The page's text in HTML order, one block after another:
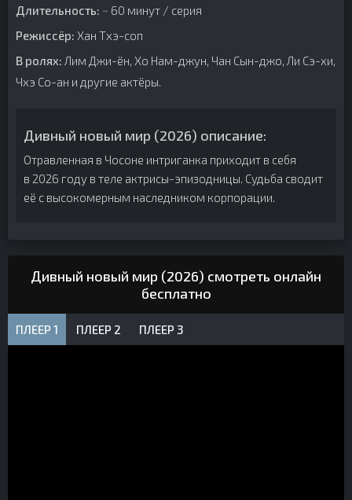
Длительность: ~ 60 минут / серия
Режиссёр: Хан Тхэ-соп
В ролях: Лим Джи-ён, Хо Нам-джун, Чан Сын-джо, Ли Сэ-хи,
Чхэ Со-ан и другие актёры.
Дивный новый мир (2026) описание:
Отравленная в Чосоне интриганка приходит в себя
в 2026 году в теле актрисы-эпизодницы. Судьба сводит
её с высокомерным наследником корпорации.
Дивный новый мир (2026) смотреть онлайн
бесплатно
ПЛЕЕР 1 ПЛЕЕР 2 ПЛЕЕР 3